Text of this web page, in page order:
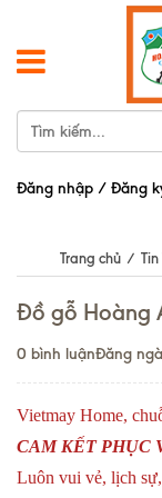
Đăng nhập / Đăng
Trang chủ / Tin
Đồ gỗ Hoàng
Đăng
0 bình luận
Vietmay Home,
CAM KẾT PHỤC
Luôn vui vẻ, lịch